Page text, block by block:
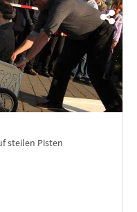
steilen Pisten